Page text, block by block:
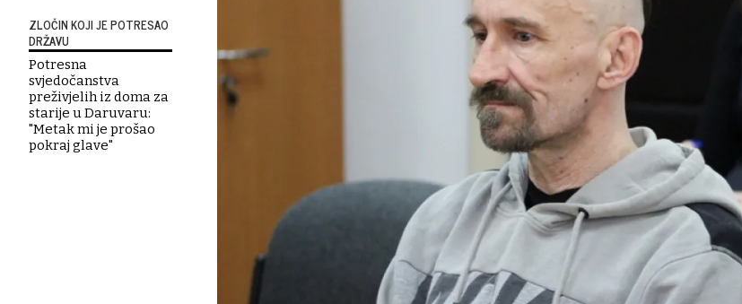
ZLOČIN KOJI JE POTRESAO
DRŽAVU
Potresna
svjedočanstva
preživjelih iz doma za
starije u Daruvaru:
"Metak mi je prošao
pokraj glave"